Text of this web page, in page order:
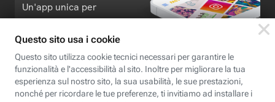
Un'app unica per
conoscere, informare,
ispirare